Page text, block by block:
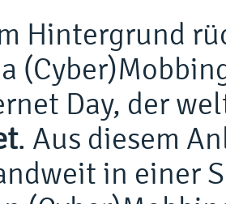
Hintergrund
Day, der
. Aus diesem
in einer